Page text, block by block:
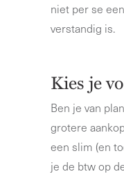
niet per se
verstandig is.
Kies je
Ben je van
grotere
een slim (en
je de btw op